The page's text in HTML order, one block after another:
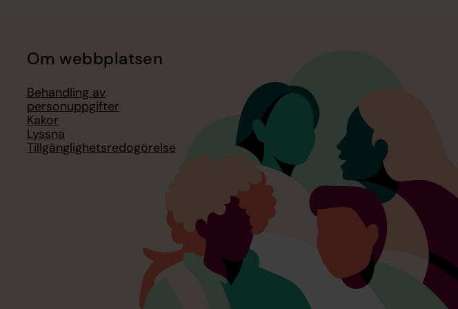
Om webbplatsen
Behandling av
personuppgifter
Kakor
Lyssna
Tillgänglighetsredogörelse